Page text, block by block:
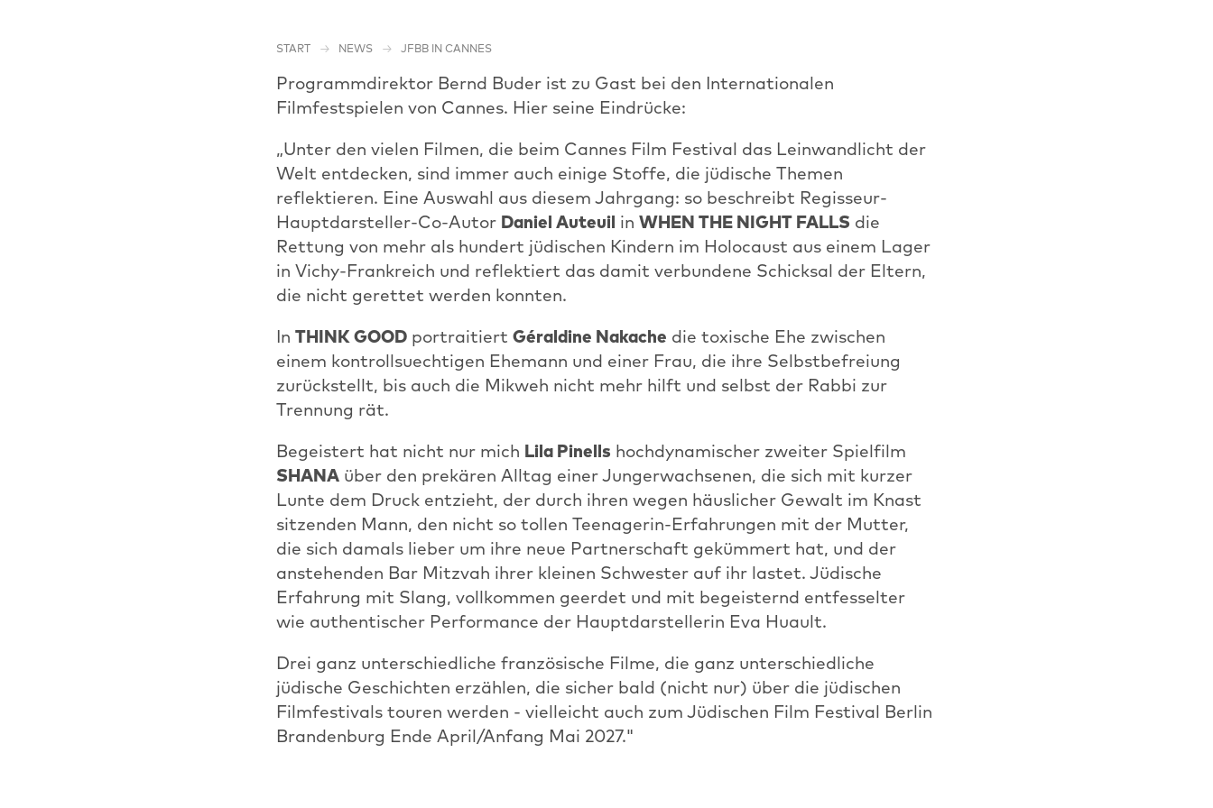
START NEWS JFBB IN CANNES
Programmdirektor Bernd Buder ist zu Gast bei den Internationalen
Filmfestspielen von Cannes. Hier seine Eindrücke:
„Unter den vielen Filmen, die beim Cannes Film Festival das Leinwandlicht der
Welt entdecken, sind immer auch einige Stoffe, die jüdische Themen
reflektieren. Eine Auswahl aus diesem Jahrgang: so beschreibt Regisseur-
Hauptdarsteller-Co-Autor Daniel Auteuil inWHEN THE NIGHT FALLS die
Rettung von mehr als hundert jüdischen Kindern im Holocaust aus einem Lager
in Vichy-Frankreich und reflektiert das damit verbundene Schicksal der Eltern,
die nicht gerettet werden konnten.
InTHINK GOOD portraitiertGéraldine Nakache die toxische Ehe zwischen
einem kontrollsuechtigen Ehemann und einer Frau, die ihre Selbstbefreiung
zurückstellt, bis auch die Mikweh nicht mehr hilft und selbst der Rabbi zur
Trennung rät.
Begeistert hat nicht nur mich Lila Pinells hochdynamischer zweiter Spielfilm
SHANA über den prekären Alltag einer Jungerwachsenen, die sich mit kurzer
Lunte dem Druck entzieht, der durch ihren wegen häuslicher Gewalt im Knast
sitzenden Mann, den nicht so tollen Teenagerin-Erfahrungen mit der Mutter,
die sich damals lieber um ihre neue Partnerschaft gekümmert hat, und der
anstehenden Bar Mitzvah ihrer kleinen Schwester auf ihr lastet. Jüdische
Erfahrung mit Slang, vollkommen geerdet und mit begeisternd entfesselter
wie authentischer Performance der Hauptdarstellerin Eva Huault.
Drei ganz unterschiedliche französische Filme, die ganz unterschiedliche
jüdische Geschichten erzählen, die sicher bald (nicht nur) über die jüdischen
Filmfestivals touren werden - vielleicht auch zum Jüdischen Film Festival Berlin
Brandenburg Ende April/Anfang Mai 2027."